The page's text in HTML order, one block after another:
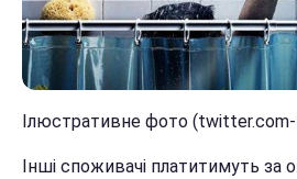
Ілюстративне фото
Інші споживачі платитимуть за